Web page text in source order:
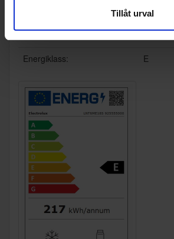
Tillåt urval
60
Energimärkning
Energiklass: E